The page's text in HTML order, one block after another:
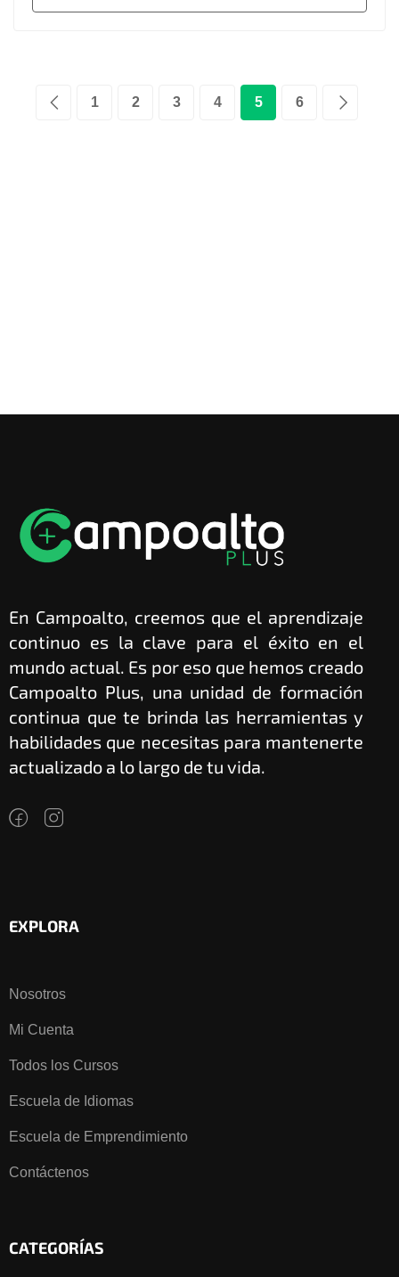
1 2 3 4 5 6
En Campoalto, creemos que el aprendizaje
continuo es la clave para el éxito en el
mundo actual. Es por eso que hemos creado
Campoalto Plus, una unidad de formación
continua que te brinda las herramientas y
habilidades que necesitas para mantenerte
actualizado a lo largo de tu vida.
EXPLORA
Nosotros
Mi Cuenta
Todos los Cursos
Escuela de Idiomas
Escuela de Emprendimiento
Contáctenos
CATEGORÍAS